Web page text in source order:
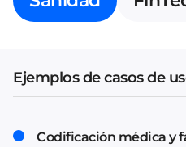
Ejemplos de casos de
Codificación médica y